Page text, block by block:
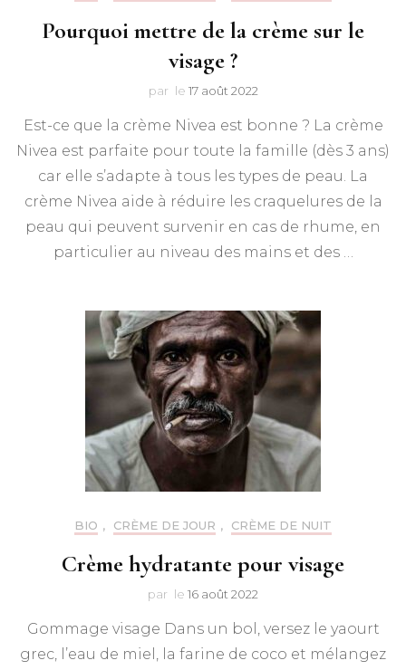
Pourquoi mettre de la crème sur le
visage ?
par le 17 août 2022
Est-ce que la crème Nivea est bonne ? La crème
Nivea est parfaite pour toute la famille (dès 3 ans)
car elle s’adapte à tous les types de peau. La
crème Nivea aide à réduire les craquelures de la
peau qui peuvent survenir en cas de rhume, en
particulier au niveau des mains et des …
BIO , CRÈME DE JOUR , CRÈME DE NUIT
Crème hydratante pour visage
par le 16 août 2022
Gommage visage Dans un bol, versez le yaourt
grec, l’eau de miel, la farine de coco et mélangez